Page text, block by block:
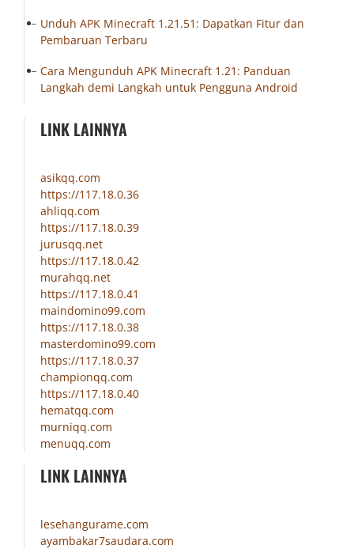
Unduh APK Minecraft 1.21.51: Dapatkan Fitur dan
Pembaruan Terbaru
Cara Mengunduh APK Minecraft 1.21: Panduan
Langkah demi Langkah untuk Pengguna Android
LINK LAINNYA
asikqq.com
https://117.18.0.36
ahliqq.com
https://117.18.0.39
jurusqq.net
https://117.18.0.42
murahqq.net
https://117.18.0.41
maindomino99.com
https://117.18.0.38
masterdomino99.com
https://117.18.0.37
championqq.com
https://117.18.0.40
hematqq.com
murniqq.com
menuqq.com
LINK LAINNYA
lesehangurame.com
ayambakar7saudara.com